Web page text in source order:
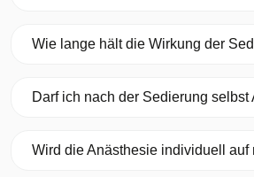
Wie lange hält die Wirkung der
Darf ich nach der Sedierung selbst
Wird die Anästhesie individuell auf